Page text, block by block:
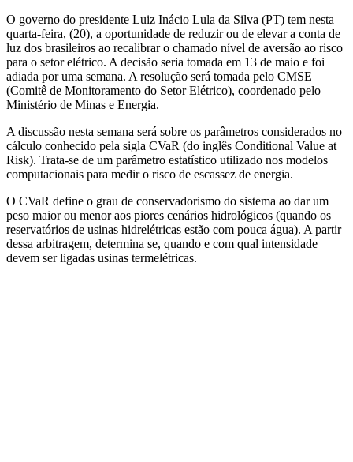
O governo do presidente Luiz Inácio Lula da Silva (PT) tem nesta
quarta-feira, (20), a oportunidade de reduzir ou de elevar a conta de
luz dos brasileiros ao recalibrar o chamado nível de aversão ao risco
para o setor elétrico. A decisão seria tomada em 13 de maio e foi
adiada por uma semana. A resolução será tomada pelo CMSE
(Comitê de Monitoramento do Setor Elétrico), coordenado pelo
Ministério de Minas e Energia.
A discussão nesta semana será sobre os parâmetros considerados no
cálculo conhecido pela sigla CVaR (do inglês Conditional Value at
Risk). Trata-se de um parâmetro estatístico utilizado nos modelos
computacionais para medir o risco de escassez de energia.
O CVaR define o grau de conservadorismo do sistema ao dar um
peso maior ou menor aos piores cenários hidrológicos (quando os
reservatórios de usinas hidrelétricas estão com pouca água). A partir
dessa arbitragem, determina se, quando e com qual intensidade
devem ser ligadas usinas termelétricas.